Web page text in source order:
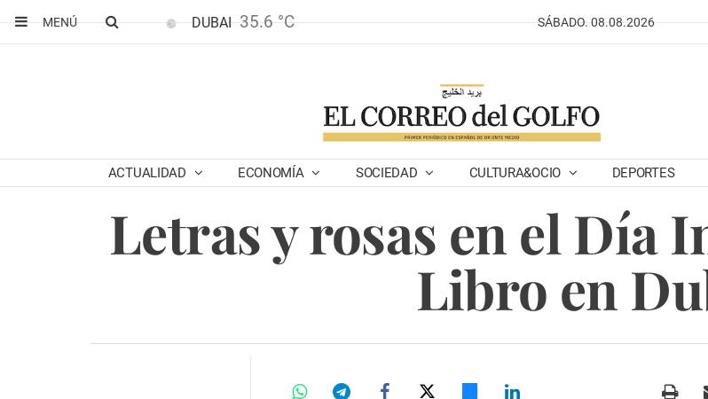
MENÚ
DUBAI 35.6 °C SÁBADO. 08.08.2026
ACTUALIDAD ECONOMÍA SOCIEDAD CULTURA&OCIO DEPORTES
Letras y rosas en el Día
Libro en